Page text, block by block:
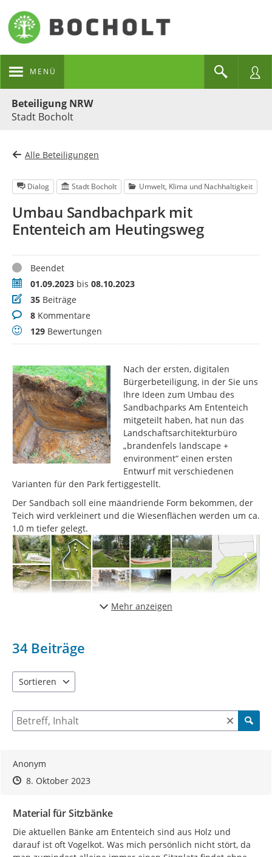
MENÜ
Beteiligung NRW
Stadt Bocholt
Alle Beteiligungen
Dialog Stadt Bocholt Umwelt, Klima und Nachhaltigkeit
Umbau Sandbachpark mit
Ententeich am Heutingsweg
StatusBeendet
Zeitraum01.09.2023 bis 08.10.2023
Beiträge
35 Beiträge
Kommentare
8 Kommentare
Bewertungen
129 Bewertungen
Nach der ersten, digitalen
Bürgerbeteiligung, in der Sie uns
Ihre Ideen zum Umbau des
Sandbachparks Am Ententeich
mitgeteilt haben, hat nun das
Landschaftsarchitekturbüro
„brandenfels landscape +
environment“ einen ersten
Entwurf mit verschiedenen
Varianten für den Park fertiggestellt.
Der Sandbach soll eine mäandriende Form bekommen, der
Teich wird verkleinert und die Wiesenflächen werden um ca.
1,0 m tiefer gelegt.
Diese Zwischenergebnisse wurden am 08.09.2023 vor Ort
präsentiert und diskutiert:
Mehr anzeigen
34 Beiträge
Sortieren
Suche nach Beiträgen und Kommentaren
Anonym
Zeitpunkt des Erstellens
Zeitpunkt des Erstellens
8. Oktober 2023Zur Äußerung
Material für Sitzbänke
Die aktuellen Bänke am Ententeich sind aus Holz und
darauf ist oft Vogelkot. Was mich persönlich nicht stört, da